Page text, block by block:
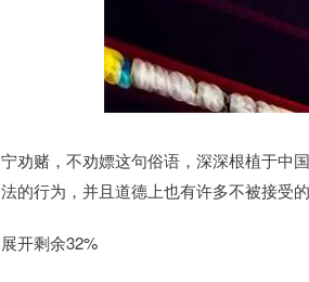
宁劝赌，不劝嫖这句俗语，深深根植于中
法的行为，并且道德上也有许多不被接受
展开剩余32%